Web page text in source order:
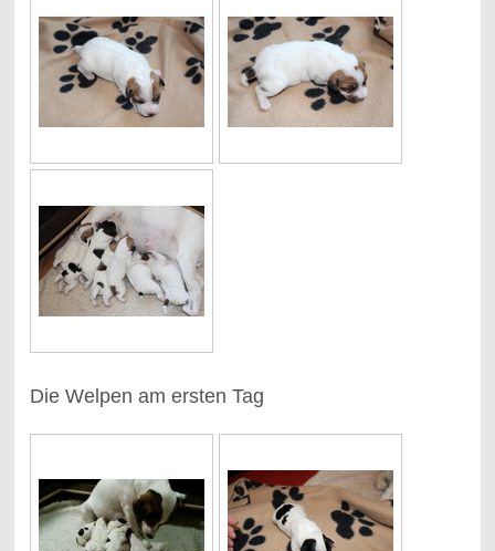
Die Welpen am ersten Tag